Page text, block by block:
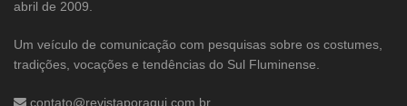
abril de 2009.
Um veículo de comunicação com pesquisas sobre os costumes,
tradições, vocações e tendências do Sul Fluminense.
contato@revistaporaqui.com.br